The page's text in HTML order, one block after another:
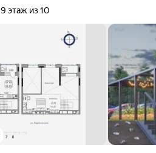
9 этаж из 10